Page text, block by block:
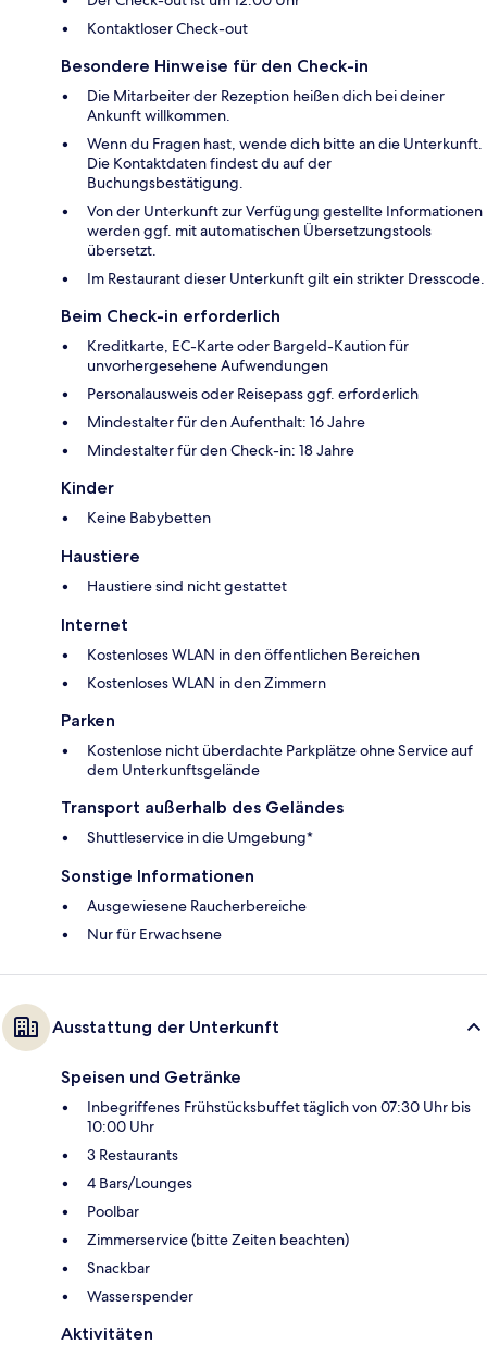
Kontaktloser Check-out
Besondere Hinweise für den Check-in
Die Mitarbeiter der Rezeption heißen dich bei deiner
Ankunft willkommen.
Wenn du Fragen hast, wende dich bitte an die Unterkunft.
Die Kontaktdaten findest du auf der
Buchungsbestätigung.
Von der Unterkunft zur Verfügung gestellte Informationen
werden ggf. mit automatischen Übersetzungstools
übersetzt.
Im Restaurant dieser Unterkunft gilt ein strikter Dresscode.
Beim Check-in erforderlich
Kreditkarte, EC-Karte oder Bargeld-Kaution für
unvorhergesehene Aufwendungen
Personalausweis oder Reisepass ggf. erforderlich
Mindestalter für den Aufenthalt: 16 Jahre
Mindestalter für den Check-in: 18 Jahre
Kinder
Keine Babybetten
Haustiere
Haustiere sind nicht gestattet
Internet
Kostenloses WLAN in den öffentlichen Bereichen
Kostenloses WLAN in den Zimmern
Parken
Kostenlose nicht überdachte Parkplätze ohne Service auf
dem Unterkunftsgelände
Transport außerhalb des Geländes
Shuttleservice in die Umgebung*
Sonstige Informationen
Ausgewiesene Raucherbereiche
Nur für Erwachsene
Ausstattung der Unterkunft
Speisen und Getränke
Inbegriffenes Frühstücksbuffet täglich von 07:30 Uhr bis
10:00 Uhr
3 Restaurants
4 Bars/Lounges
Poolbar
Zimmerservice (bitte Zeiten beachten)
Snackbar
Wasserspender
Aktivitäten